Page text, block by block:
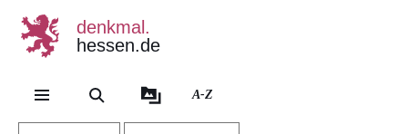
denkmal.
hessen.de
A-Z